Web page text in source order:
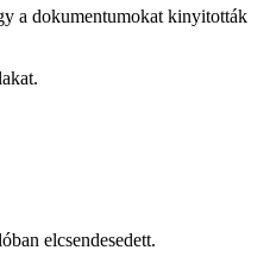
a dokumentumokat kinyitották
elcsendesedett.